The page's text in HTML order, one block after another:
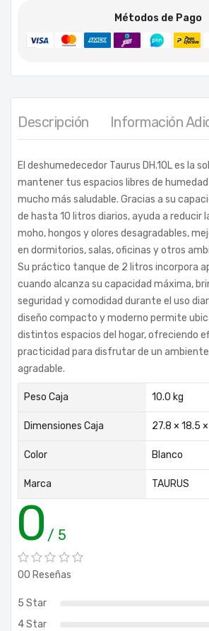
Métodos de Pago
Descripción Información
El deshumedecedor Taurus DH.10L es la
mantener tus espacios libres de
mucho más saludable. Gracias a su
de hasta 10 litros diarios, ayuda a reducir
moho, hongos y olores desagradables,
en dormitorios, salas, oficinas y otros
Su práctico tanque de 2 litros incorpora
cuando alcanza su capacidad máxima,
seguridad y comodidad durante el uso
diseño compacto y moderno permite
distintos espacios del hogar, ofreciendo
practicidad para disfrutar de un
agradable.
Peso Caja 10.0 kg
Dimensiones Caja 27.8 × 18.5
Color Blanco
Marca TAURUS
0 / 5
00 Reseñas
5 Star
4 Star